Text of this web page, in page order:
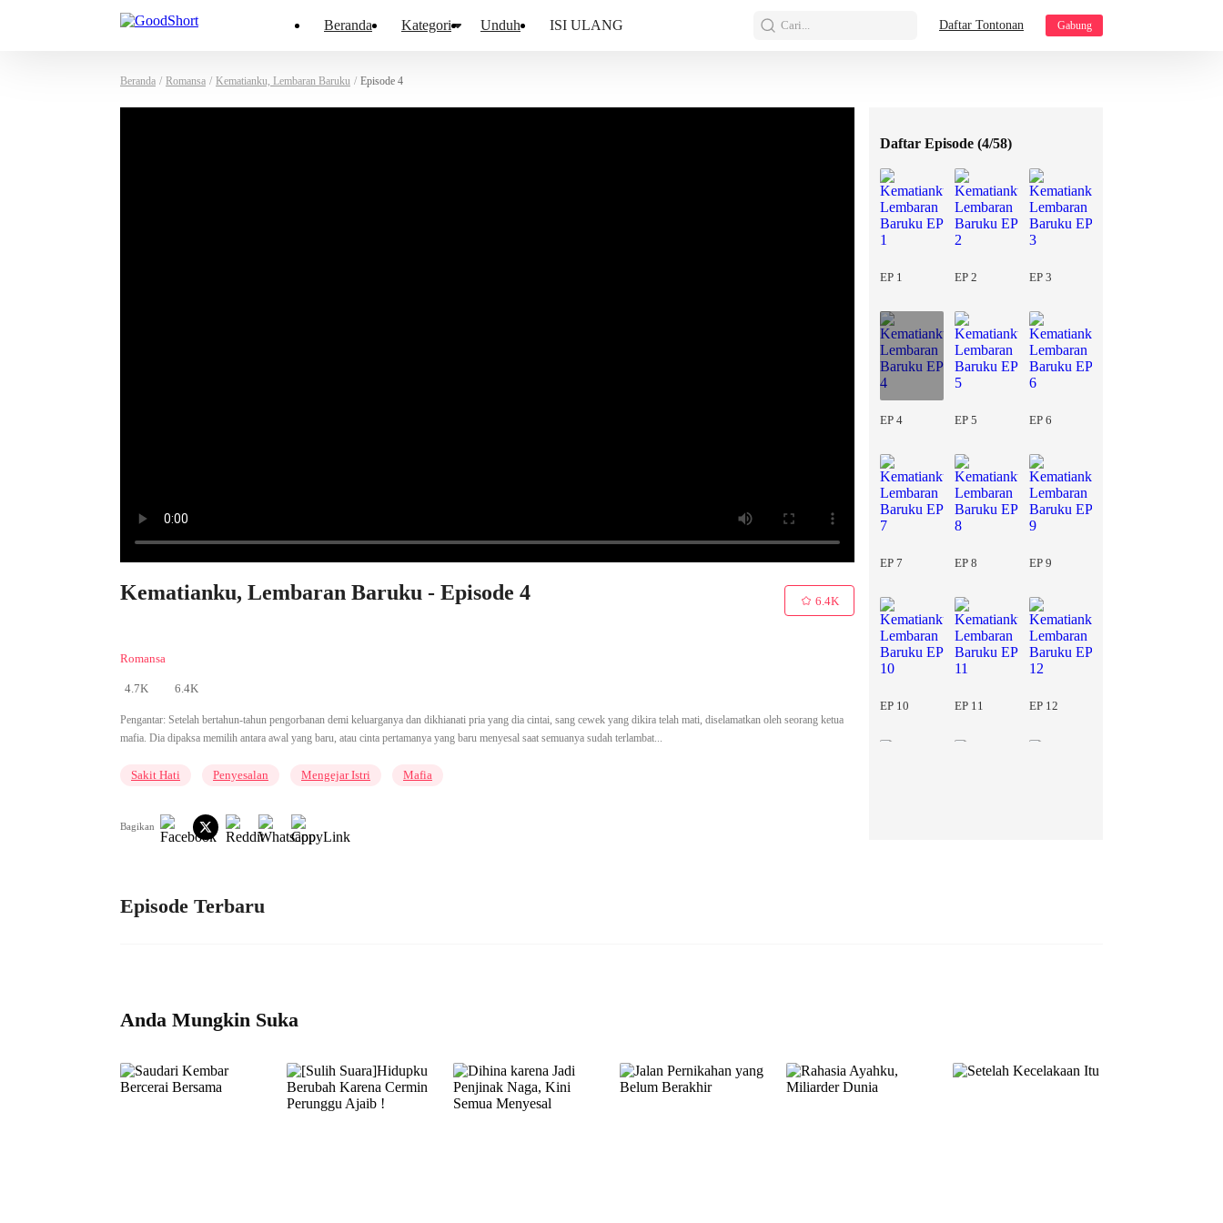
Beranda Kategori Unduh ISI ULANG Cari... Daftar Tontonan Gabung
Beranda / Romansa / Kematianku, Lembaran Baruku / Episode 4
Kematianku, Lembaran Baruku - Episode 4
Romansa
4.7K 6.4K
6.4K
Pengantar: Setelah bertahun-tahun pengorbanan demi keluarganya dan dikhianati pria yang dia cintai, sang cewek yang dikira telah mati, diselamatkan oleh seorang ketua
mafia. Dia dipaksa memilih antara awal yang baru, atau cinta pertamanya yang baru menyesal saat semuanya sudah terlambat...
Sakit Hati Penyesalan Mengejar Istri Mafia
Bagikan
Daftar Episode (4/58)
EP 1 EP 2 EP 3
EP 4 EP 5 EP 6
EP 7 EP 8 EP 9
EP 10 EP 11 EP 12
Episode Terbaru
Anda Mungkin Suka